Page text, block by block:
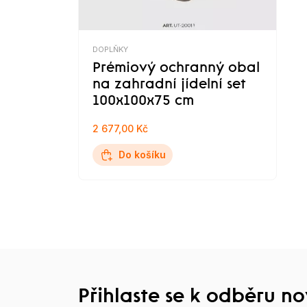
DOPLŇKY
Prémiový ochranný obal
na zahradní jídelní set
100x100x75 cm
2 677,00 Kč
Do košíku
Přihlaste se k odběru